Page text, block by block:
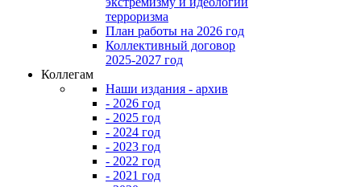
терроризма
План работы на 2026 год
Коллективный договор
2025-2027 год
Коллегам
Наши издания - архив
- 2026 год
- 2025 год
- 2024 год
- 2023 год
- 2022 год
- 2021 год